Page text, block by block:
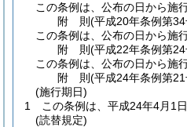
この条例は、公布の日から施行
附 則(平成20年条例第
この条例は、公布の日から施行
附 則(平成22年条例第
この条例は、公布の日から施行
附 則(平成24年条例第
(施行期日)
1
この条例は、平成24年4月1
(読替規定)